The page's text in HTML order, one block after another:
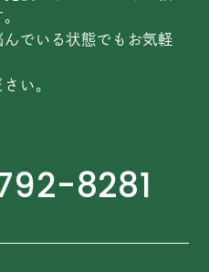
でいる状態でもお気軽
い。
8281